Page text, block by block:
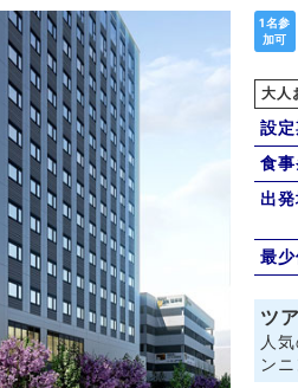
1名参
加可
大人
設
食
出
最
ツ
人
ン